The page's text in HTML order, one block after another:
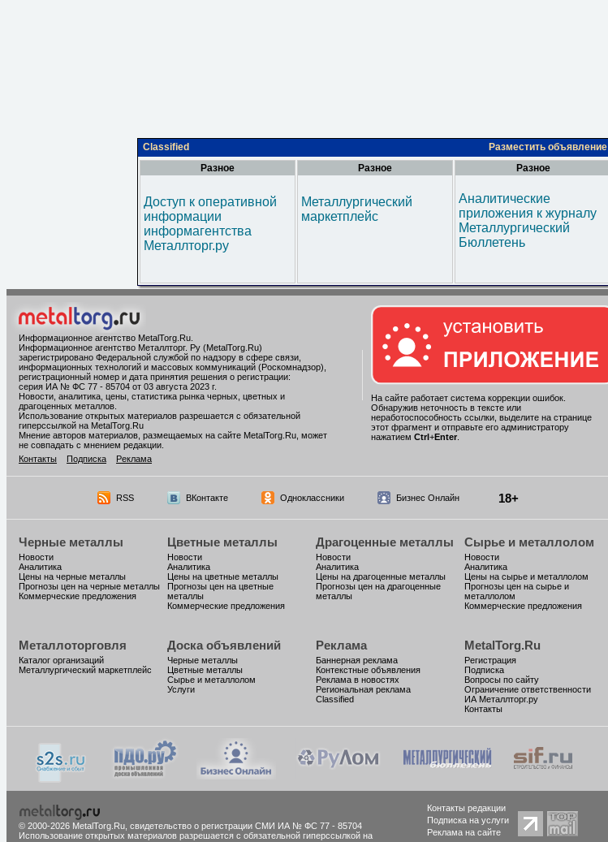
Classified
Разместить объявление
Разное
Доступ к оперативной
информации
информагентства
Металлторг.ру
Разное
Металлургический
маркетплейс
Разное
Аналитические
приложения к журналу
Металлургический
Бюллетень
Информационное агентство MetalTorg.Ru
Информационное агентство Металлторг. Ру (MetalTorg.Ru)
зарегистрировано Федеральной службой по надзору в сфере связи,
информационных технологий и массовых коммуникаций (Роскомнадзор),
регистрационный номер и дата принятия решения о регистрации:
серия ИА № ФС 77 - 85704 от 03 августа 2023 г.
Новости, аналитика, цены, статистика рынка черных, цветных и
драгоценных металлов.
Использование открытых материалов разрешается с обязательной
гиперссылкой на MetalTorg.Ru
Мнение авторов материалов, размещаемых на сайте MetalTorg.Ru, может
не совпадать с мнением редакции.
Контакты
Подписка Реклама
На сайте работает система коррекции ошибок.
Обнаружив неточность в тексте или
неработоспособность ссылки, выделите на странице
этот фрагмент и отправьте его администратору
нажатием Ctrl +Enter.
RSS ВКонтакте Одноклассники Бизнес Онлайн 18+
Черные металлы
Новости
Аналитика
Цены на черные металлы
Прогнозы цен на черные металлы
Коммерческие предложения
Цветные металлы
Новости
Аналитика
Цены на цветные металлы
Прогнозы цен на цветные
металлы
Коммерческие предложения
Драгоценные металлы
Новости
Аналитика
Цены на драгоценные металлы
Прогнозы цен на драгоценные
металлы
Сырье и металлолом
Новости
Аналитика
Цены на сырье и металлолом
Прогнозы цен на сырье и
металлолом
Коммерческие предложения
Металлоторговля
Каталог организаций
Металлургический маркетплейс
Доска объявлений
Черные металлы
Цветные металлы
Сырье и металлолом
Услуги
Реклама
Баннерная реклама
Контекстные объявления
Реклама в новостях
Региональная реклама
Classified
MetalTorg.Ru
Регистрация
Подписка
Вопросы по сайту
Ограничение ответственности
ИА Металлторг.ру
Контакты
© 2000-2026 MetalTorg.Ru, cвидетельство о регистрации СМИ ИА № ФС 77 - 85704
Использование открытых материалов разрешается с обязательной гиперссылкой на
Контакты редакции
Подписка на услуги
Реклама на сайте